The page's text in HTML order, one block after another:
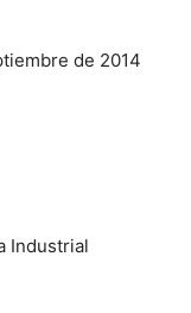
de 2014
Industrial